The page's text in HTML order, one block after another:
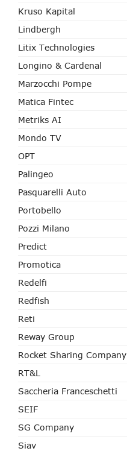
Kruso Kapital
Lindbergh
Litix Technologies
Longino & Cardenal
Marzocchi Pompe
Matica Fintec
Metriks AI
Mondo TV
OPT
Palingeo
Pasquarelli Auto
Portobello
Pozzi Milano
Predict
Promotica
Redelfi
Redfish
Reti
Reway Group
Rocket Sharing Company
RT&L
Saccheria Franceschetti
SEIF
SG Company
Siav